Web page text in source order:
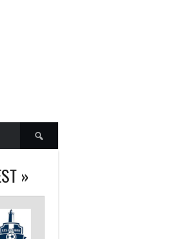
Rechercher :
»